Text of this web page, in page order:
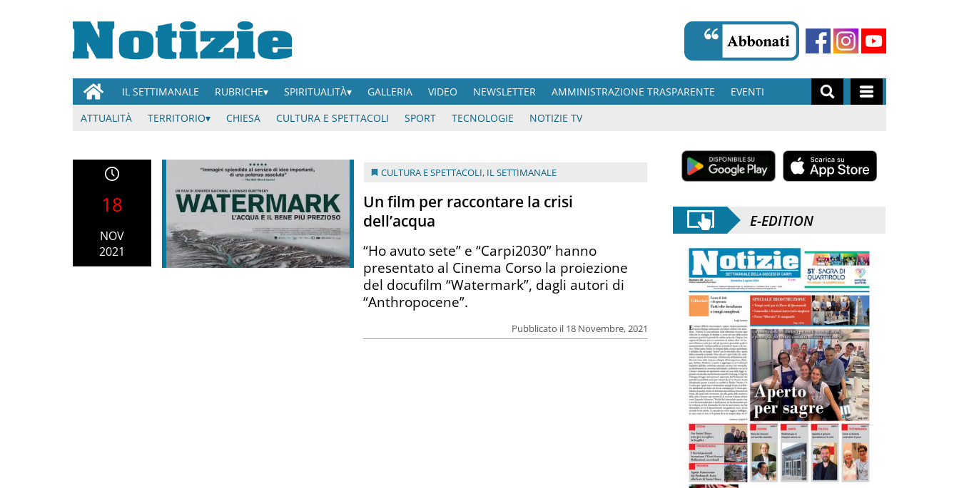
IL SETTIMANALE RUBRICHE SPIRITUALITÀ GALLERIA VIDEO NEWSLETTER AMMINISTRAZIONE TRASPARENTE
EVENTI
ATTUALITÀ
TERRITORIO CHIESA CULTURA E SPETTACOLI SPORT TECNOLOGIE NOTIZIE TV
18
NOV
2021
CULTURA E SPETTACOLI, IL SETTIMANALE
Un film per raccontare la crisi
dell’acqua
Pubblicato il 18 Novembre, 2021
“Ho avuto sete” e “Carpi2030” hanno
presentato al Cinema Corso la proiezione
del docufilm “Watermark”, dagli autori di
“Anthropocene”.
E-EDITION